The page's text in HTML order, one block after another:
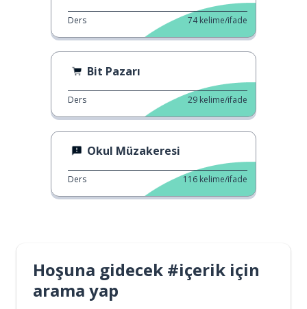
Ders 74 kelime/ifade
Bit Pazarı
Ders 29 kelime/ifade
Okul Müzakeresi
Ders 116 kelime/ifade
Hoşuna gidecek #içerik için
arama yap